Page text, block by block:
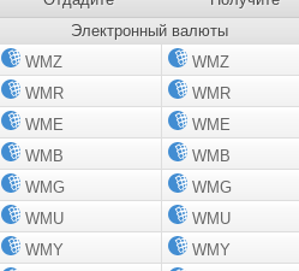
Электронный валюты
WMZ
WMZ
WMR
WMR
WME
WME
WMB
WMB
WMG
WMG
WMU
WMU
WMY
WMY